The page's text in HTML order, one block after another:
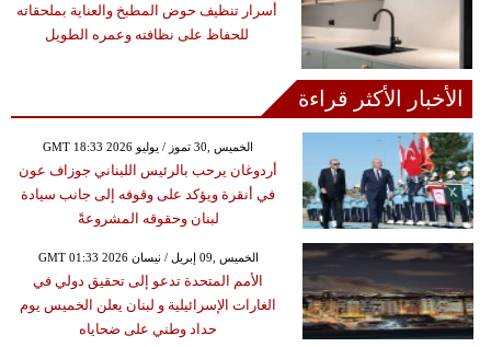
أسرار تنظيف حوض المطبخ والعناية بملحقاته
للحفاظ على نظافته وعمره الطويل
الأخبار الأكثر قراءة
GMT 18:33 2026 الخميس ,30 تموز / يوليو
أردوغان يرحب بالرئيس اللبناني جوزاف عون
في أنقرة ويؤكد على وقوفه إلى جانب سيادة
لبنان وحقوقه المشروعةً
GMT 01:33 2026 الخميس ,09 إبريل / نيسان
الأمم المتحدة تدعو إلى تحقيق دولي في
الغارات الإسرائيلية و لبنان يعلن الخميس يوم
حداد وطني على ضحاياه